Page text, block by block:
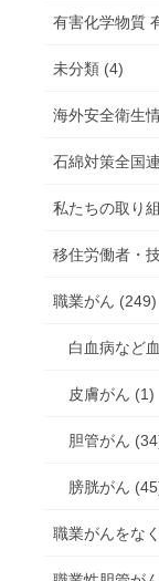
有害化学物質
未分類 (4)
海外安全衛生
石綿対策全国
私たちの取り
移住労働者・
職業がん (249)
白血病など
皮膚がん (1)
胆管がん
膀胱がん
職業がんをな